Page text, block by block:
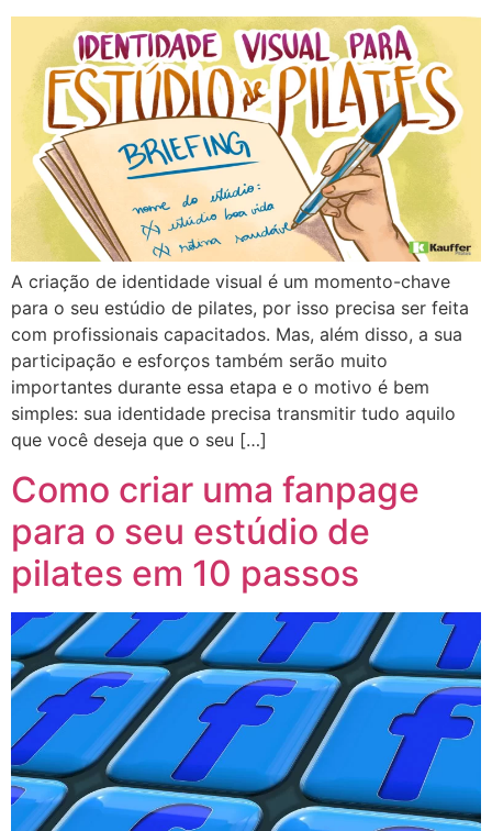
A criação de identidade visual é um momento-chave
para o seu estúdio de pilates, por isso precisa ser feita
com profissionais capacitados. Mas, além disso, a sua
participação e esforços também serão muito
importantes durante essa etapa e o motivo é bem
simples: sua identidade precisa transmitir tudo aquilo
que você deseja que o seu […]
Como criar uma fanpage
para o seu estúdio de
pilates em 10 passos